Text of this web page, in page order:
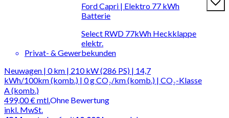
Ford Capri | Elektro 77 kWh
Batterie
Select RWD 77kWh Heckklappe
elektr.
Privat- & Gewerbekunden
Neuwagen | 0 km | 210 kW (286 PS) | 14,7
kWh/100km (komb.) | 0 g CO₂/km (komb.) | CO₂-Klasse
A (komb.)
499,00 €mtl.
inkl. MwSt.
Ohne Bewertung